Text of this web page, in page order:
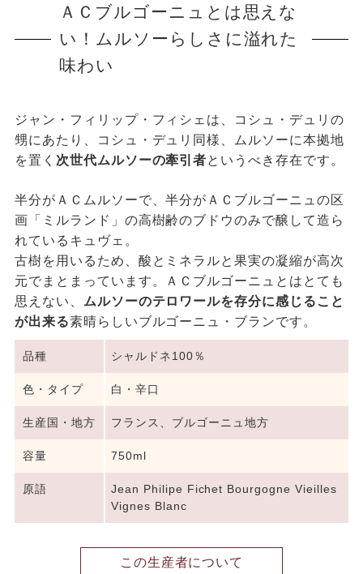
ＡＣブルゴーニュとは思えな
い！ムルソーらしさに溢れた
味わい
ジャン・フィリップ・フィシェは、コシュ・デュリの
甥にあたり、コシュ・デュリ同様、ムルソーに本拠地
を置く 次世代ムルソーの牽引者というべき存在です。
半分がＡＣムルソーで、半分がＡＣブルゴーニュの区
画「ミルランド」の高樹齢のブドウのみで醸して造ら
れているキュヴェ。
古樹を用いるため、酸とミネラルと果実の凝縮が高次
元でまとまっています。ＡＣブルゴーニュとはとても
思えない、 ムルソーのテロワールを存分に感じること
が出来る素晴らしいブルゴーニュ・ブランです。
品種 シャルドネ100％
色・タイプ 白・辛口
生産国・地方 フランス、ブルゴーニュ地方
容量 750ml
原語
Jean Philipe Fichet Bourgogne Vieilles
Vignes Blanc
この生産者について